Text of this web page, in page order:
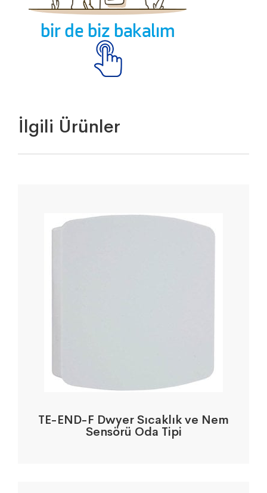
İlgili Ürünler
TE-END-F Dwyer Sıcaklık ve Nem
Sensörü Oda Tipi